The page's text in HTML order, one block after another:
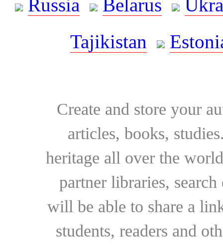
Russia
Belarus
Tajikistan
Create and store your
articles, books,
heritage all over the
partner libraries,
will be able to share a
students, readers and